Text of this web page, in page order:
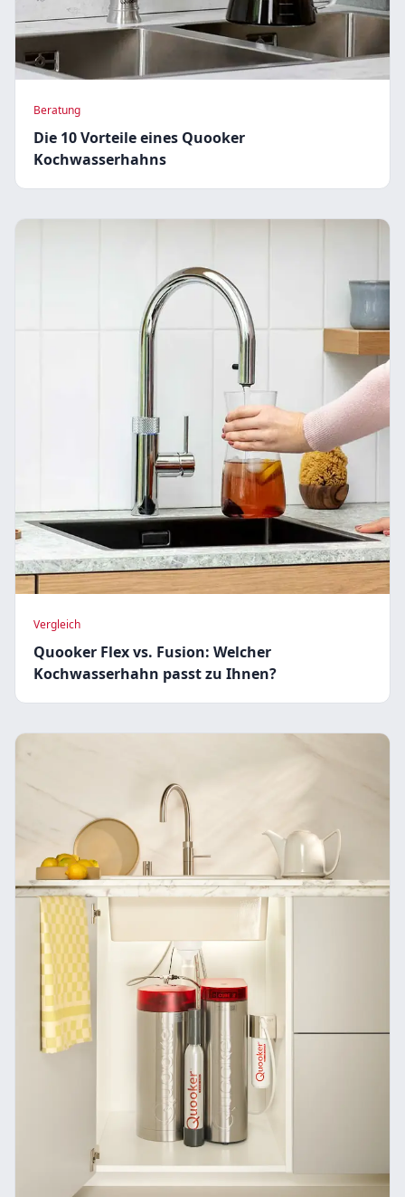
Beratung
Die 10 Vorteile eines Quooker
Kochwasserhahns
Vergleich
Quooker Flex vs. Fusion: Welcher
Kochwasserhahn passt zu Ihnen?